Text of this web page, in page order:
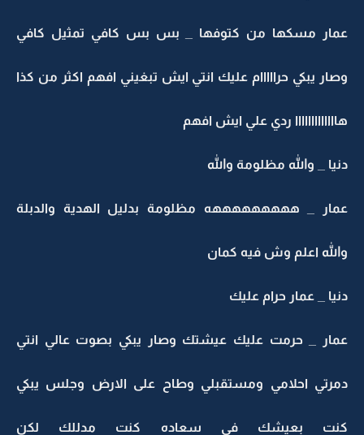
مسكها من كتوفها _ بس بس كافي تمثيل كافي
يبكي حرااااام عليك انتي ايش تبغيني افهم اكثر من كذا
ردي علي ايش افهم
_ والله مظلومة والله
_ هههههههههه مظلومة بدليل الهدية والدبلة
اعلم وش فيه كمان
_ عمار حرام عليك
_ حرمت عليك عيشتك وصار يبكي بصوت عالي انتي
احلامي ومستقبلي وطاح على الارض وجلس يبكي
بعيشك في سعاده كنت مدللك لكن